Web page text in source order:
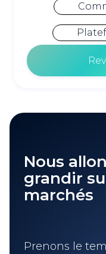
Nous
grandir
marchés
Prenons le